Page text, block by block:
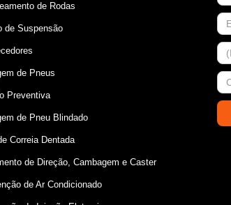
de Rodas
de Suspensão
de Pneus
Preventiva
de Pneu Blindado
Correia Dentada
de Direção, Cambagem e Caster
de Ar Condicionado